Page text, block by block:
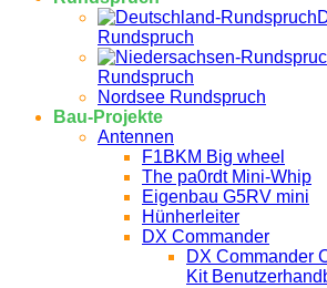
Rundspruch
Rundspruch
Nordsee Rundspruch
Bau-Projekte
Antennen
F1BKM Big wheel
The pa0rdt Mini-Whip
Eigenbau G5RV mini
Hünherleiter
DX Commander
DX Commander
Kit